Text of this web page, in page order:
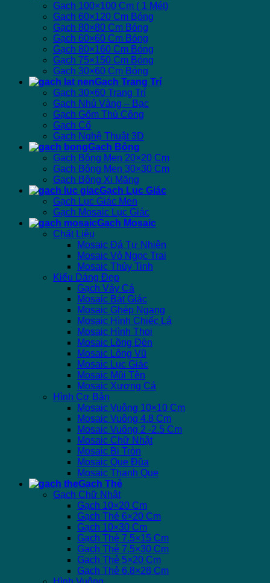
Gạch 100×100 Cm ( 1 Mét)
Gạch 60×120 Cm Bóng
Gạch 80×80 Cm Bóng
Gạch 60×60 Cm Bóng
Gạch 80×160 Cm Bóng
Gạch 75×150 Cm Bóng
Gạch 30×60 Cm Bóng
Gạch Trang Trí
Gạch 30×60 Trang Trí
Gạch Nhủ Vàng – Bạc
Gạch Gốm Thủ Công
Gạch Cổ
Gạch Nghệ Thuật 3D
Gạch Bông
Gạch Bông Men 20×20 Cm
Gạch Bông Men 30×30 Cm
Gạch Bông Xi Măng
Gạch Lục Giác
Gạch Lục Giác Men
Gạch Mosaic Lục Giác
Gạch Mosaic
Chất Liệu
Mosaic Đá Tự Nhiên
Mosaic Vỏ Ngọc Trai
Mosaic Thủy Tinh
Kiểu Dáng Đẹp
Gạch Vảy Cá
Mosaic Bát Giác
Mosaic Ghép Ngang
Mosaic Hình Chiếc Lá
Mosaic Hình Thoi
Mosaic Lồng Đèn
Mosaic Lông Vũ
Mosaic Lục Giác
Mosaic Mũi Tên
Mosaic Xương Cá
Hình Cơ Bản
Mosaic Vuông 10×10 Cm
Mosaic Vuông 4.8 Cm
Mosaic Vuông 2 -2.5 Cm
Mosaic Chữ Nhật
Mosaic Bi Tròn
Mosaic Que Đũa
Mosaic Thanh Que
Gạch Thẻ
Gạch Chữ Nhật
Gạch 10×20 Cm
Gạch Thẻ 6×20 Cm
Gạch 10×30 Cm
Gạch Thẻ 7.5×15 Cm
Gạch Thẻ 7.5×30 Cm
Gạch Thẻ 5×20 Cm
Gạch Thẻ 6.8×28 Cm